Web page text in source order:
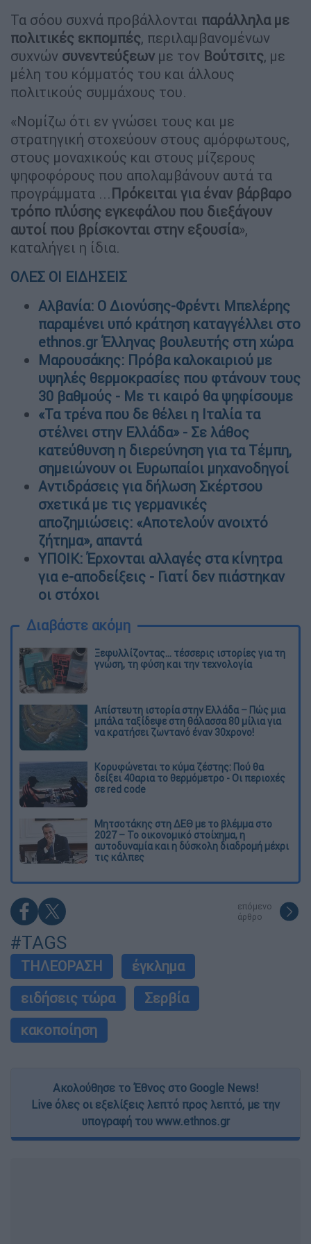
Τα σόου συχνά προβάλλονται παράλληλα με
πολιτικές εκπομπές, περιλαμβανομένων
συχνών συνεντεύξεων με τον Βούτσιτς, με
μέλη του κόμματός του και άλλους
πολιτικούς συμμάχους του.
«Νομίζω ότι εν γνώσει τους και με
στρατηγική στοχεύουν στους αμόρφωτους,
στους μοναχικούς και στους μίζερους
ψηφοφόρους που απολαμβάνουν αυτά τα
προγράμματα ... Πρόκειται για έναν βάρβαρο
τρόπο πλύσης εγκεφάλου που διεξάγουν
αυτοί που βρίσκονται στην εξουσία»,
καταλήγει η ίδια.
ΟΛΕΣ ΟΙ ΕΙΔΗΣΕΙΣ
Αλβανία: Ο Διονύσης-Φρέντι Μπελέρης
παραμένει υπό κράτηση καταγγέλλει στο
ethnos.gr Έλληνας βουλευτής στη χώρα
Μαρουσάκης: Πρόβα καλοκαιριού με
υψηλές θερμοκρασίες που φτάνουν τους
30 βαθμούς - Με τι καιρό θα ψηφίσουμε
«Τα τρένα που δε θέλει η Ιταλία τα
στέλνει στην Ελλάδα» - Σε λάθος
κατεύθυνση η διερεύνηση για τα Τέμπη,
σημειώνουν οι Ευρωπαίοι μηχανοδηγοί
Αντιδράσεις για δήλωση Σκέρτσου
σχετικά με τις γερμανικές
αποζημιώσεις: «Αποτελούν ανοιχτό
ζήτημα», απαντά
ΥΠΟΙΚ: Έρχονται αλλαγές στα κίνητρα
για e-αποδείξεις - Γιατί δεν πιάστηκαν
οι στόχοι
Διαβάστε ακόμη
Ξεφυλλίζοντας... τέσσερις ιστορίες για τη
γνώση, τη φύση και την τεχνολογία
Απίστευτη ιστορία στην Ελλάδα – Πώς μια
μπάλα ταξίδεψε στη θάλασσα 80 μίλια για
να κρατήσει ζωντανό έναν 30χρονο!
Κορυφώνεται το κύμα ζέστης: Πού θα
δείξει 40αρια το θερμόμετρο - Οι περιοχές
σε red code
Μητσοτάκης στη ΔΕΘ με το βλέμμα στο
2027 – Το οικονομικό στοίχημα, η
αυτοδυναμία και η δύσκολη διαδρομή μέχρι
τις κάλπες
επόμενο
άρθρο
#TAGS
ΤΗΛΕΟΡΑΣΗ
έγκλημα
ειδήσεις τώρα
Σερβία
κακοποίηση
Ακολούθησε το Έθνος στο Google News!
Live όλες οι εξελίξεις λεπτό προς λεπτό, με την
υπογραφή του www.ethnos.gr